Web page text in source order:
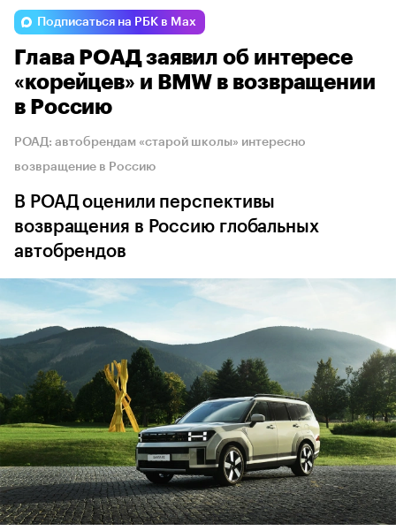
Подписаться на РБК в Max
Глава РОАД заявил об интересе
«корейцев» и BMW в возвращении
в Россию
РОАД: автобрендам «старой школы» интересно
возвращение в Россию
В РОАД оценили перспективы
возвращения в Россию глобальных
автобрендов